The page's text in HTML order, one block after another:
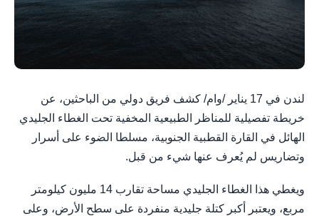
لندن في 17 يناير /وام/ كشف فريق دولي من الباحثين، عن
خريطة تفصيلية للمناظر الطبيعية المخفية تحت الغطاء الجليدي
الهائل في القارة القطبية الجنوبية، مسلطا الضوء على أسرار
وتضاريس لم يُعرف عنها شيء من قبل.
ويغطي هذا الغطاء الجليدي مساحة تقارب 14 مليون كيلومتر
مربع، ويعتبر أكبر كتلة جليدية منفردة على سطح الأرض، وعلى